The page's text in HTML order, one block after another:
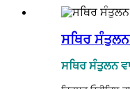
ਸਥਿਰ
ਸਥਿਰ ਸੰਤੁਲਨ